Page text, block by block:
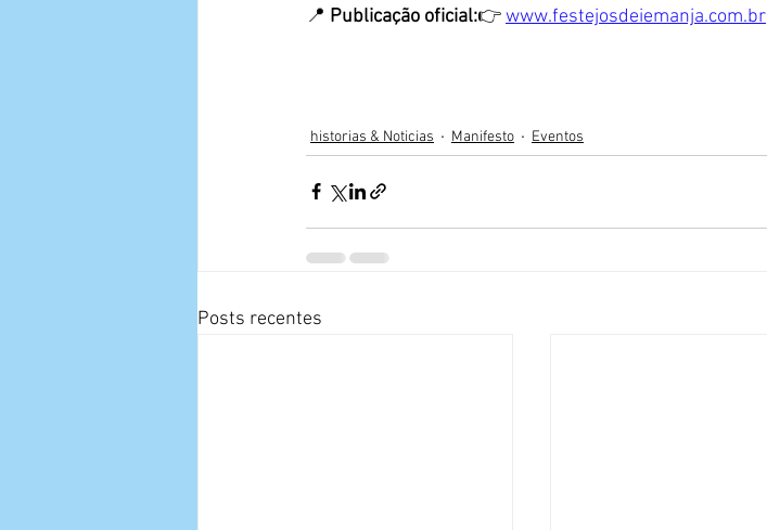
📍 Publicação oficial:👉 www.festejosdeiemanja.com.br
historias & Noticias Manifesto Eventos
Posts recentes